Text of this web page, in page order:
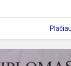
Plačiau